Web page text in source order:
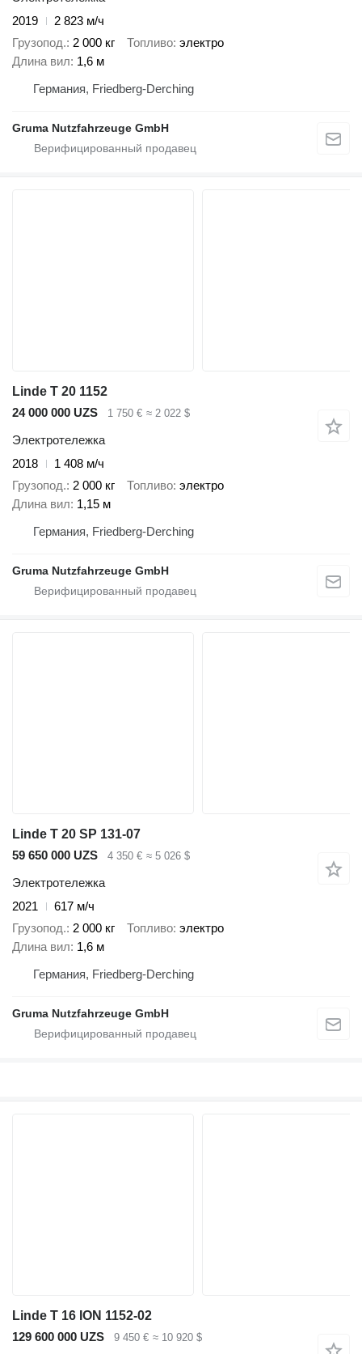
2019
2 823 м/ч
Грузопод. 2 000 кг Топливо электро
Длина вил 1,6 м
Германия, Friedberg-Derching
Gruma Nutzfahrzeuge GmbH
Linde T 20 1152
24 000 000 UZS
1 750 € ≈ 2 022 $
Электротележка
2018
1 408 м/ч
Грузопод. 2 000 кг Топливо электро
Длина вил 1,15 м
Германия, Friedberg-Derching
Gruma Nutzfahrzeuge GmbH
Linde T 20 SP 131-07
59 650 000 UZS
4 350 € ≈ 5 026 $
Электротележка
2021
617 м/ч
Грузопод. 2 000 кг Топливо электро
Длина вил 1,6 м
Германия, Friedberg-Derching
Gruma Nutzfahrzeuge GmbH
Linde T 16 ION 1152-02
129 600 000 UZS
9 450 € ≈ 10 920 $